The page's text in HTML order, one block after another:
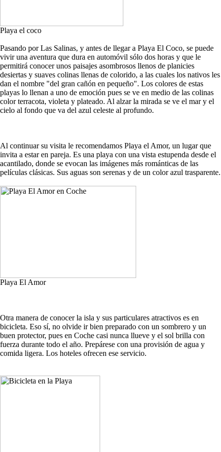
Playa el coco
Pasando por Las Salinas, y antes de llegar a Playa El Coco, se puede
vivir una aventura que dura en automóvil sólo dos horas y que le
permitirá conocer unos paisajes asombrosos llenos de planicies
desiertas y suaves colinas llenas de colorido, a las cuales los nativos les
dan el nombre "del gran cañón en pequeño". Los colores de estas
playas lo llenan a uno de emoción pues se ve en medio de las colinas
color terracota, violeta y plateado. Al alzar la mirada se ve el mar y el
cielo al fondo que va del azul celeste al profundo.
Al continuar su visita le recomendamos Playa el Amor, un lugar que
invita a estar en pareja. Es una playa con una vista estupenda desde el
acantilado, donde se evocan las imágenes más románticas de las
películas clásicas. Sus aguas son serenas y de un color azul trasparente.
Playa El Amor
Otra manera de conocer la isla y sus particulares atractivos es en
bicicleta. Eso sí, no olvide ir bien preparado con un sombrero y un
buen protector, pues en Coche casi nunca llueve y el sol brilla con
fuerza durante todo el año. Prepárese con una provisión de agua y
comida ligera. Los hoteles ofrecen ese servicio.